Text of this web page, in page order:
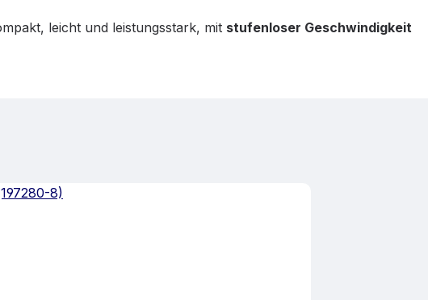
leicht und leistungsstark, mit stufenloser Geschwindigkeit